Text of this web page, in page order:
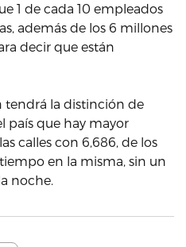
1 de cada 10 empleados
además de los 6 millones
decir que están
tendrá la distinción de
país que hay mayor
calles con 6,686, de los
en la misma, sin un
noche.